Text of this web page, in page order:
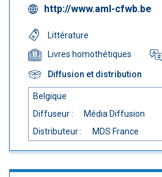
http://www.aml-cfwb.be
Littérature
Livres homothétiques
Diffusion et distribution
Belgique
Diffuseur :
Média Diffusion
Distributeur :
MDS France